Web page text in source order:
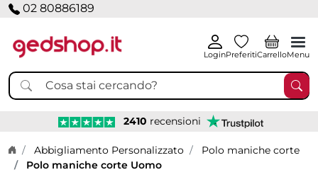
02 80886189
LoginPreferitiCarrelloMenu
2410 recensioni
Home page
Abbigliamento Personalizzato
Polo maniche corte
Polo maniche corte Uomo